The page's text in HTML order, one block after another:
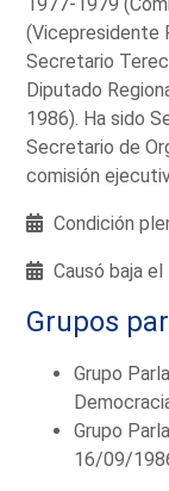
(Vicepresidente
Secretario
Diputado
1986). Ha sido
Secretario de
comisión
Condición
Causó baja
Grupos
Grupo
Grupo
16/09/